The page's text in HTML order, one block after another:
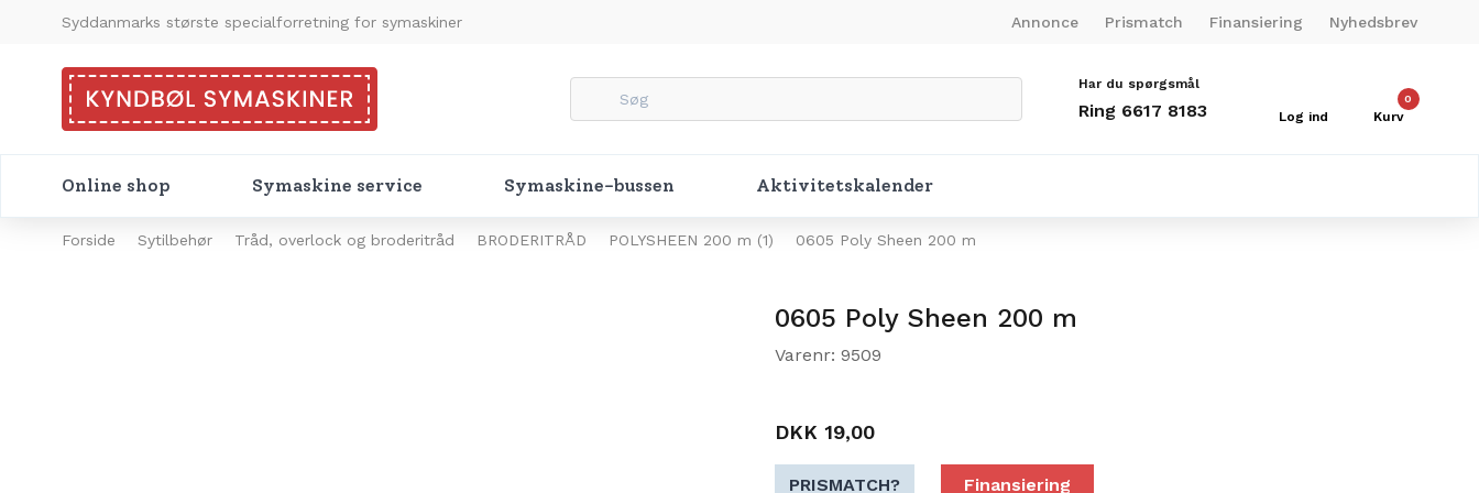
Syddanmarks største specialforretning for symaskiner Annonce Prismatch Finansiering Nyhedsbrev
Har du spørgsmål
Ring 6617 8183 Log ind
0
Kurv
Online shop Symaskine service Symaskine-bussen Aktivitetskalender
Forside Sytilbehør Tråd, overlock og broderitråd BRODERITRÅD POLYSHEEN 200 m (1) 0605 Poly Sheen 200 m
0605 Poly Sheen 200 m
Varenr: 9509
DKK 19,00
PRISMATCH? Finansiering